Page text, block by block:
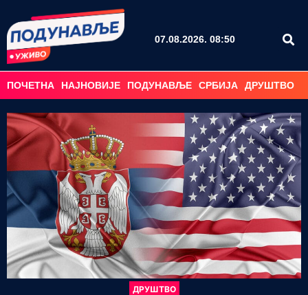
07.08.2026. 08:50
ПОЧЕТНА НАЈНОВИЈЕ ПОДУНАВЉЕ СРБИЈА ДРУШТВО
ДРУШТВО